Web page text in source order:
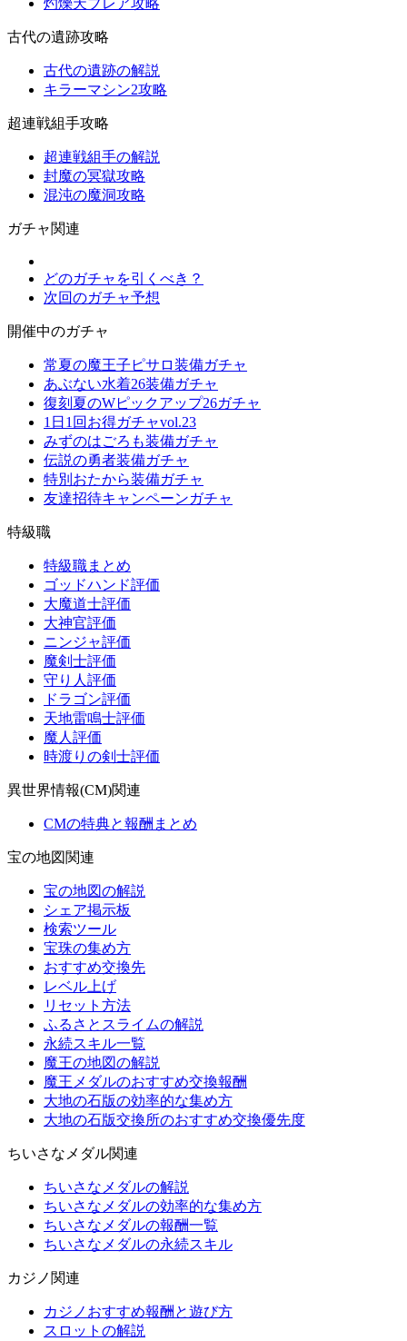
灼爍天ブレア攻略
古代の遺跡攻略
古代の遺跡の解説
キラーマシン2攻略
超連戦組手攻略
超連戦組手の解説
封魔の冥獄攻略
混沌の魔洞攻略
ガチャ関連
どのガチャを引くべき？
次回のガチャ予想
開催中のガチャ
常夏の魔王子ピサロ装備ガチャ
あぶない水着26装備ガチャ
復刻夏のWピックアップ26ガチャ
1日1回お得ガチャvol.23
みずのはごろも装備ガチャ
伝説の勇者装備ガチャ
特別おたから装備ガチャ
友達招待キャンペーンガチャ
特級職
特級職まとめ
ゴッドハンド評価
大魔道士評価
大神官評価
ニンジャ評価
魔剣士評価
守り人評価
ドラゴン評価
天地雷鳴士評価
魔人評価
時渡りの剣士評価
異世界情報(CM)関連
CMの特典と報酬まとめ
宝の地図関連
宝の地図の解説
シェア掲示板
検索ツール
宝珠の集め方
おすすめ交換先
レベル上げ
リセット方法
ふるさとスライムの解説
永続スキル一覧
魔王の地図の解説
魔王メダルのおすすめ交換報酬
大地の石版の効率的な集め方
大地の石版交換所のおすすめ交換優先度
ちいさなメダル関連
ちいさなメダルの解説
ちいさなメダルの効率的な集め方
ちいさなメダルの報酬一覧
ちいさなメダルの永続スキル
カジノ関連
カジノおすすめ報酬と遊び方
スロットの解説